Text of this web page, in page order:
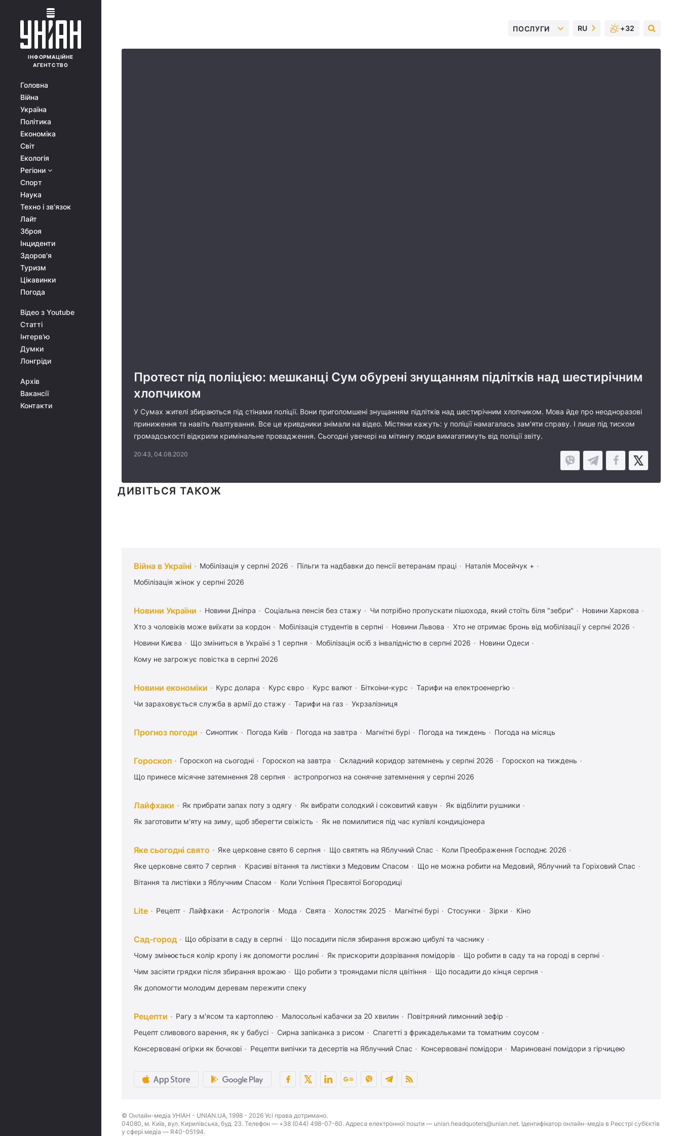
ІНФОРМАЦІЙНЕ
АГЕНТСТВО
Головна
Війна
Україна
Політика
Економіка
Світ
Екологія
Регіони
Спорт
Наука
Техно і зв'язок
Лайт
Зброя
Інциденти
Здоров'я
Туризм
Цікавинки
Погода
Відео з Youtube
Статті
Інтерв'ю
Думки
Лонгріди
Архів
Вакансії
Контакти
ПОСЛУГИ RU +32
Протест під поліцією: мешканці Сум обурені знущанням підлітків над шестирічним
хлопчиком
У Сумах жителі збираються під стінами поліції. Вони приголомшені знущанням підлітків над шестирічним хлопчиком. Мова йде про неодноразові
приниження та навіть ґвалтування. Все це кривдники знімали на відео. Містяни кажуть: у поліції намагалась зам'яти справу. І лише під тиском
громадськості відкрили кримінальне провадження. Сьогодні увечері на мітингу люди вимагатимуть від поліції звіту.
20:43, 04.08.2020
ДИВІТЬСЯ ТАКОЖ
Війна в Україні Мобілізація у серпні 2026 Пільги та надбавки до пенсії ветеранам праці
Наталія Мосейчук +
Мобілізація жінок у серпні 2026
Новини України Новини Дніпра Соціальна пенсія без стажу Чи потрібно пропускати пішохода, який стоїть біля "зебри"
Новини Харкова
Хто з чоловіків може виїхати за кордон
Мобілізація студентів в серпні Новини Львова
Хто не отримає бронь від мобілізації у серпні 2026
Новини Києва
Що зміниться в Україні з 1 серпня Мобілізація осіб з інвалідністю в серпні 2026
Новини Одеси
Кому не загрожує повістка в серпні 2026
Новини економіки Курс долара Курс євро Курс валют Біткоіни-курс
Тарифи на електроенергію
Чи зараховується служба в армії до стажу
Тарифи на газ Укрзалізниця
Прогноз погоди Синоптик Погода Київ Погода на завтра Магнітні бурі Погода на тиждень Погода на місяць
Гороскоп Гороскоп на сьогодні Гороскоп на завтра Складний коридор затемнень у серпні 2026
Гороскоп на тиждень
Що принесе місячне затемнення 28 серпня
астропрогноз на сонячне затемнення у серпні 2026
Лайфхаки Як прибрати запах поту з одягу Як вибрати солодкий і соковитий кавун
Як відбілити рушники
Як заготовити м'яту на зиму, щоб зберегти свіжість
Як не помилитися під час купівлі кондиціонера
Яке сьогодні свято Яке церковне свято 6 серпня Що святять на Яблучний Спас
Коли Преображення Господнє 2026
Яке церковне свято 7 серпня
Красиві вітання та листівки з Медовим Спасом
Що не можна робити на Медовий, Яблучний та Горіховий Спас
Вітання та листівки з Яблучним Спасом
Коли Успіння Пресвятої Богородиці
Lite Рецепт Лайфхаки Астрологія Мода Свята Холостяк 2025 Магнітні бурі Стосунки Зірки Кіно
Сад-город Що обрізати в саду в серпні
Що посадити після збирання врожаю цибулі та часнику
Чому змінюється колір кропу і як допомогти рослині
Як прискорити дозрівання помідорів
Що робити в саду та на городі в серпні
Чим засіяти грядки після збирання врожаю
Що робити з трояндами після цвітіння
Що посадити до кінця серпня
Як допомогти молодим деревам пережити спеку
Рецепти Рагу з м'ясом та картоплею Малосольні кабачки за 20 хвилин
Повітряний лимонний зефір
Рецепт сливового варення, як у бабусі
Сирна запіканка з рисом
Спагетті з фрикадельками та томатним соусом
Консервовані огірки як бочкові
Рецепти випічки та десертів на Яблучний Спас Консервовані помідори Мариновані помідори з гірчицею
© Онлайн-медіа УНІАН - UNIAN.UA, 1998 - 2026 Усі права дотримано.
04080, м. Київ, вул. Кирилівська, буд. 23. Телефон — +38 (044) 498-07-60. Адреса електронної пошти — unian.headquoters@unian.net. Ідентифікатор онлайн-медіа в Реєстрі суб’єктів
у сфері медіа — R40-05194.